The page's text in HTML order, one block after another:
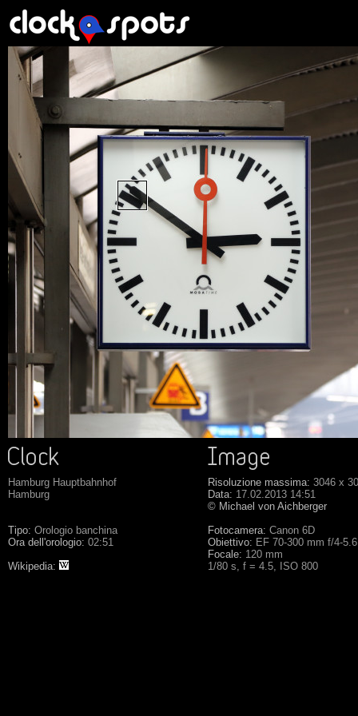
Hamburg Hauptbahnhof
Hamburg
Tipo: Orologio banchina
Ora dell'orologio: 02:51
Wikipedia:
Risoluzione massima: 3046 x
Data: 17.02.2013 14:51
© Michael von Aichberger
Fotocamera: Canon 6D
Obiettivo: EF 70-300 mm f/4-
Focale: 120 mm
1/80 s, f = 4.5, ISO 800